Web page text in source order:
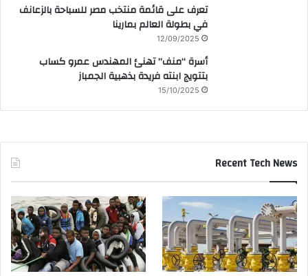
تعرف على قائمة منتخب مصر للسباحة بالزعانف
في بطولة العالم بمارينا
12/09/2025
أسرة “منف” تهنئ المهندس عمرو كساب
بتتويج ابنته فريدة بذهبية الجمباز
15/10/2025
Recent Tech News